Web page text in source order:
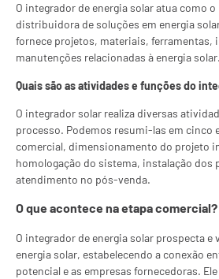
O integrador de energia solar atua como
distribuidora de soluções em energia
fornece projetos, materiais, ferramentas,
manutenções relacionadas à energia solar.
Quais são as atividades e funções do
O integrador solar realiza diversas
processo. Podemos resumi-las em cinco
comercial, dimensionamento do projeto
homologação do sistema, instalação dos
atendimento no pós-venda.
O que acontece na etapa comercial?
O integrador de energia solar prospecta e
energia solar, estabelecendo a conexão
potencial e as empresas fornecedoras.